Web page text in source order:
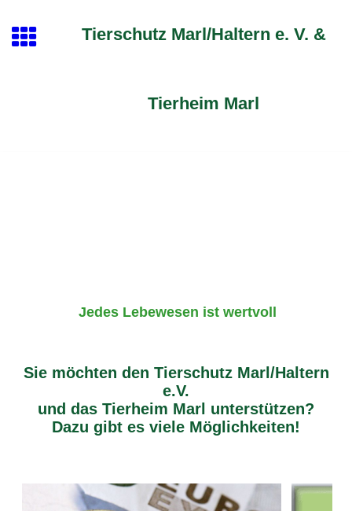
Tierschutz Marl/Haltern e. V. &
Tierheim Marl
Jedes Lebewesen ist wertvoll
Sie möchten den Tierschutz Marl/Haltern
e.V.
und das Tierheim Marl unterstützen?
Dazu gibt es viele Möglichkeiten!